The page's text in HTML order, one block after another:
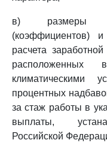
в) размеры
(коэффициентов)
расчета
климатическими
процентных
за стаж работы в
выплаты,
Российской